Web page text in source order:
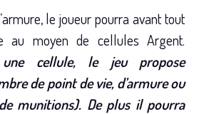
le joueur pourra avant tout
au moyen de cellules Argent.
une cellule, le jeu propose
de point de vie, d’armure ou
munitions). De plus il pourra